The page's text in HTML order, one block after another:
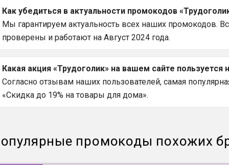
Как убедиться в актуальности промокодов
Мы гарантируем актуальность всех наших промокодов.
проверены и работают на Август 2024 года.
Какая акция «Трудоголик» на вашем сайте
Согласно отзывам наших пользователей, самая
«Скидка до 19% на товары для дома».
промокоды похожих